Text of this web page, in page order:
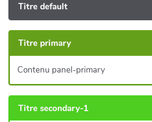
Titre default
Titre primary
Contenu panel-primary
Titre secondary-1